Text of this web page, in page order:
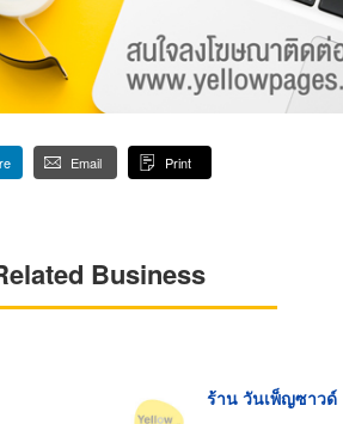
Email Print
Business
ร้าน วันเพ็ญซาวด์